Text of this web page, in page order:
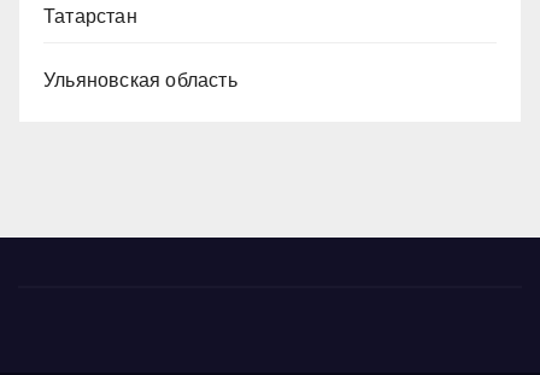
Татарстан
Ульяновская область